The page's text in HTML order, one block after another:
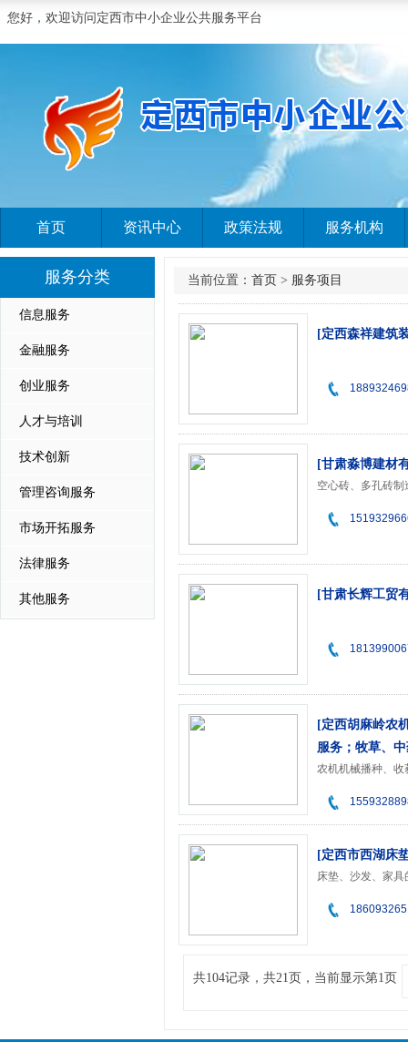
您好，欢迎访问定西市中小企业公共服务平台
首页 资讯中心 政策法规 服务机构
服务分类
信息服务
金融服务
创业服务
人才与培训
技术创新
管理咨询服务
市场开拓服务
法律服务
其他服务
当前位置： 首页 > 服务项目
[定西森祥建筑
[甘肃淼博建材
空心砖、多孔砖
[甘肃长辉工贸
[定西胡麻岭农
服务；牧草、
[定西市西湖床
床垫、沙发、家
共104记录，共21页，当前显示第1页